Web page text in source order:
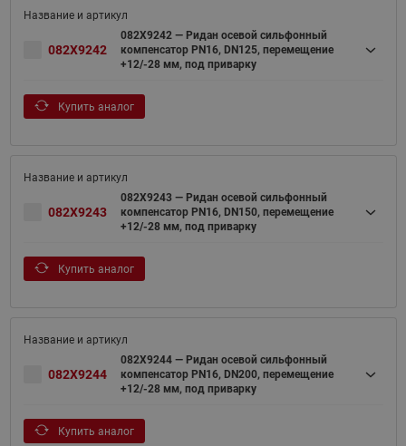
082X9242
082X9242 — Ридан осевой сильфонный
компенсатор PN16, DN125, перемещение
+12/-28 мм, под приварку
Купить аналог
082X9243
082X9243 — Ридан осевой сильфонный
компенсатор PN16, DN150, перемещение
+12/-28 мм, под приварку
Купить аналог
082X9244
082X9244 — Ридан осевой сильфонный
компенсатор PN16, DN200, перемещение
+12/-28 мм, под приварку
Купить аналог